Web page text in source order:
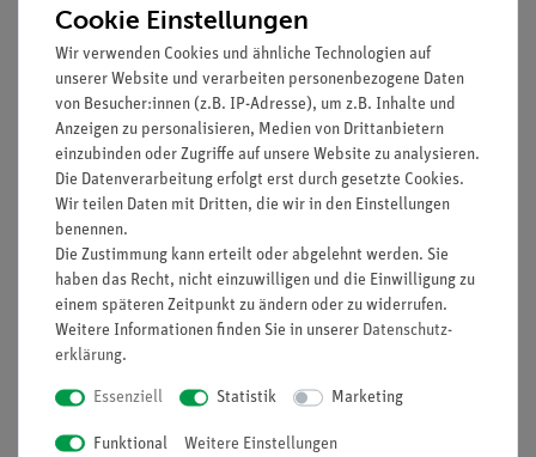
Die Schüler sollen mit diesem Versuch ihre Kenntnisse über
den Lichtweg im menschlichen Auge und über die
Akkommodation des Auges für nahe und entfernte
Gegenstände wiederholen. Aus der Beobachtung der nicht
ausreichenden Akkommodation für divergent auf ein
Augenmodell einfallendes Licht und damit der sich
ergebenden Notwendigkeit der Korrektur mit Hilfe einer
Konvexlinse sollen sie Schlussfolgerungen hinsichtlich der
Erscheinung der Alterssichtigkeit ziehen. Der Versuch
vermittelt das Verständnis, warum ältere Menschen sehr oft
zum nahen Sehen eine Brille benötigen. Damit ist eine
Abgrenzung von der durch fehlerhaften Aufbau des Auges
Cookie Einstellungen
Wir verwenden Cookies und ähnliche Technologien auf
unserer Website und verarbeiten personenbezogene Daten
von Besucher:innen (z.B. IP-Adresse), um z.B. Inhalte und
Anzeigen zu personalisieren, Medien von Drittanbietern
einzubinden oder Zugriffe auf unsere Website zu analysieren.
Die Datenverarbeitung erfolgt erst durch gesetzte Cookies.
Wir teilen Daten mit Dritten, die wir in den Einstellungen
benennen.
Die Zustimmung kann erteilt oder abgelehnt werden. Sie
haben das Recht, nicht einzuwilligen und die Einwilligung zu
einem späteren Zeitpunkt zu ändern oder zu widerrufen.
Weitere Informationen finden Sie in unserer Daten­schutz­
erklärung.
Essenziell Statistik Marketing
Funktional Weitere Einstellungen